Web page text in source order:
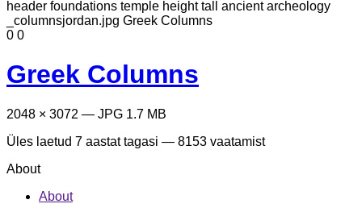
0 0
Greek Columns
2048 × 3072 — JPG 1.7 MB
Üles laetud 7 aastat tagasi — 8153 vaatamist
About
About